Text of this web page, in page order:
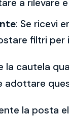
a rilevare
: Se ricevi
filtri
la cautela
adottare
la posta